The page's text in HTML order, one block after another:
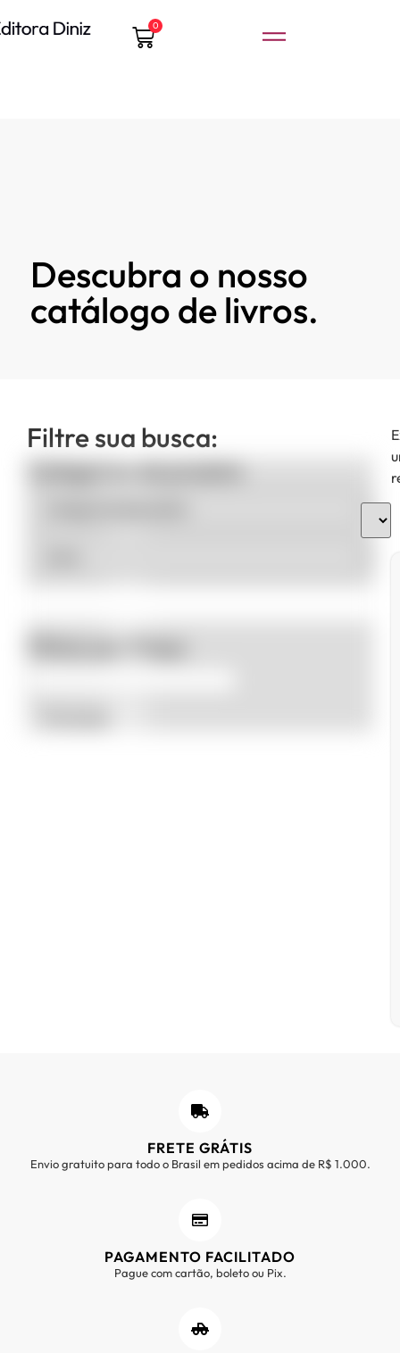
0
Descubra o nosso
catálogo de livros.
Filtre sua busca:
Categorias de produto
FRETE GRÁTIS
Envio gratuito para todo o Brasil em pedidos acima de R$ 1.000.
PAGAMENTO FACILITADO
Pague com cartão, boleto ou Pix.